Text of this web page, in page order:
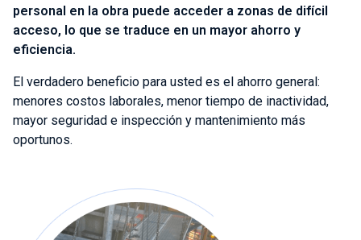
personal en la obra puede acceder a zonas de difícil
acceso, lo que se traduce en un mayor ahorro y
eficiencia.
El verdadero beneficio para usted es el ahorro general:
menores costos laborales, menor tiempo de inactividad,
mayor seguridad e inspección y mantenimiento más
oportunos.